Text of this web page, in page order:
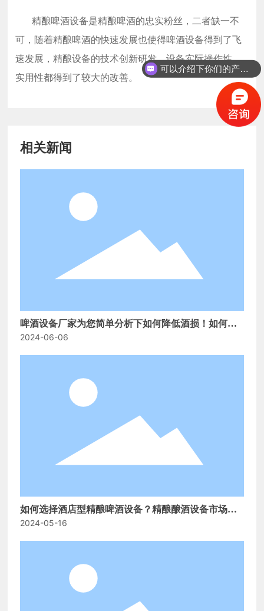
精酿啤酒设备是精酿啤酒的忠实粉丝，二者缺一不
可，随着精酿啤酒的快速发展也使得啤酒设备得到了飞
速发展，精酿设备的技术创新研发，设备实际操作性，
实用性都得到了较大的改善。
相关新闻
啤酒设备厂家为您简单分析下如何降低酒损！如何开
一个精酿啤酒屋？
2024-06-06
如何选择酒店型精酿啤酒设备？精酿酿酒设备市场发
展前景如何！
2024-05-16
可以介绍下你们的产品么？